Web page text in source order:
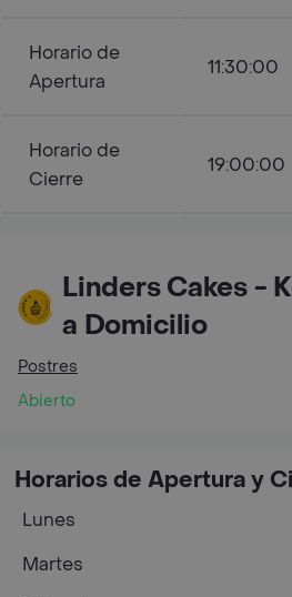
Horario de
Apertura
11:30:00
Horario de
Cierre
19:00:00
Linders Cakes -
a Domicilio
Postres
Abierto
Horarios de Apertura y
Lunes
Martes